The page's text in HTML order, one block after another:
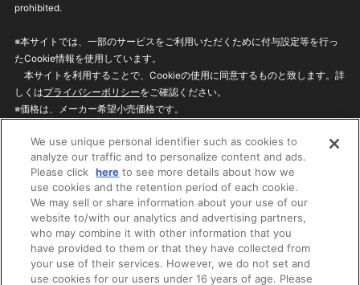
prohibited.
※本サイトでは、一部のサービスをご利用いただくために付与設定等を行っ
たCookie情報を使用しています。
本サイトを利用することで、Cookieの使用に同意するものと致します。詳
しくはプライバシーポリシーをご確認ください。
※価格は、メーカー希望小売価格です。
ざいますのでご了承ください。
privacypolicy
Do Not Sell or Share My
Personal Information
ウェブサイトご利用条件
ソーシャルメディアポリシー
個人情報保護方針
お問い合わせ
We use unique personal identifier such as cookies to
analyze our traffic and to personalize content and ads.
Please click here to see more details about how we
use cookies and the retention period of each cookie.
We may sell or share information about your use of our
website to/with our analytics and advertising partners,
who may combine it with other information that you
have provided to them or that they have collected from
your use of their services. However, we do not set and
use cookies for our users under 16 years of age. Please